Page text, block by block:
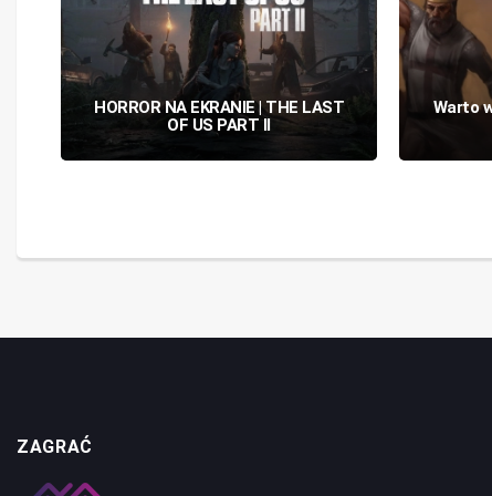
HORROR NA EKRANIE | THE LAST
OF US PART II
Warto
ZAGRAĆ